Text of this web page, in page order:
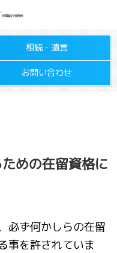
相続・遺言
お問い合わせ
めの在留資格に
必ず何かしらの在留
事を許されていま